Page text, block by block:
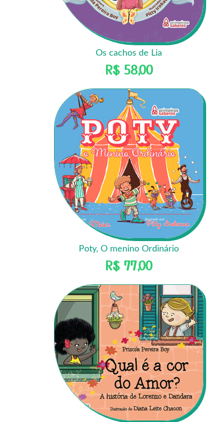
Os cachos de Lia
R$58,00
Poty, O menino Ordinário
R$77,00